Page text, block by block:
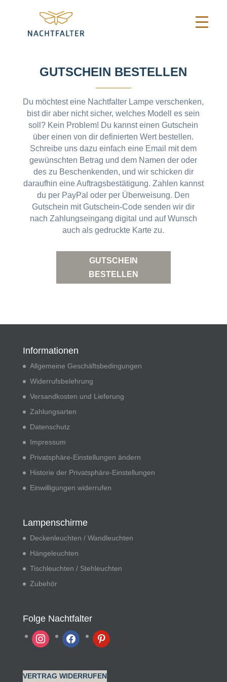
GUTSCHEIN BESTELLEN
Du möchtest eine Nachtfalter Lampe verschenken,
bist dir aber nicht sicher, welches Modell es sein
soll? Kein Problem! Du kannst einen Gutschein
über einen von dir definierten Wert bestellen.
Schreibe uns dazu einfach eine Email mit dem
gewünschten Betrag und dem Namen der oder
des zu Beschenkenden, und wir schicken dir
daraufhin eine Auftragsbestätigung. Zahlen kannst
du per PayPal oder per Überweisung. Den
Gutschein mit Gutschein-Code senden wir dir
nach Zahlungseingang digital und auf Wunsch
auch als gedruckte Karte zu.
GUTSCHEIN
BESTELLEN
Informationen
Allgemeine Geschäftsbedingungen
Widerrufsbelehrung
Versandkosten und Lieferung
Zahlungsarten
Datenschutz
Impressum
Privatsphäre-Einstellungen ändern
Historie der Privatsphäre-Einstellungen
Einwilligungen widerrufen
Lampenschirme
Deckenleuchten / Wandleuchten
Hängeleuchten
Tischleuchten / Stehleuchten
Zubehör
Folge Nachtfalter
instagramfacebook pinterest
VERTRAG WIDERRUFEN